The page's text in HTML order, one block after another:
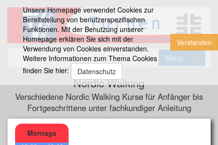
Unsere Homepage verwendet Cookies zur
Bereitstellung von benutzerspezifischen
Funktionen. Mit der Benutzung unserer
Homepage erklären Sie sich mit der
Verwendung von Cookies einverstanden.
Weitere Informationen zum Thema Cookies
finden Sie hier:
Datenschutz
Verstanden
Menü
Nordic Walking
Verschiedene Nordic Walking Kurse für Anfänger bis
Fortgeschrittene unter fachkundiger Anleitung
Montags